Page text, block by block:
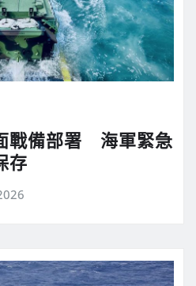
戰備部署 海軍緊急
存